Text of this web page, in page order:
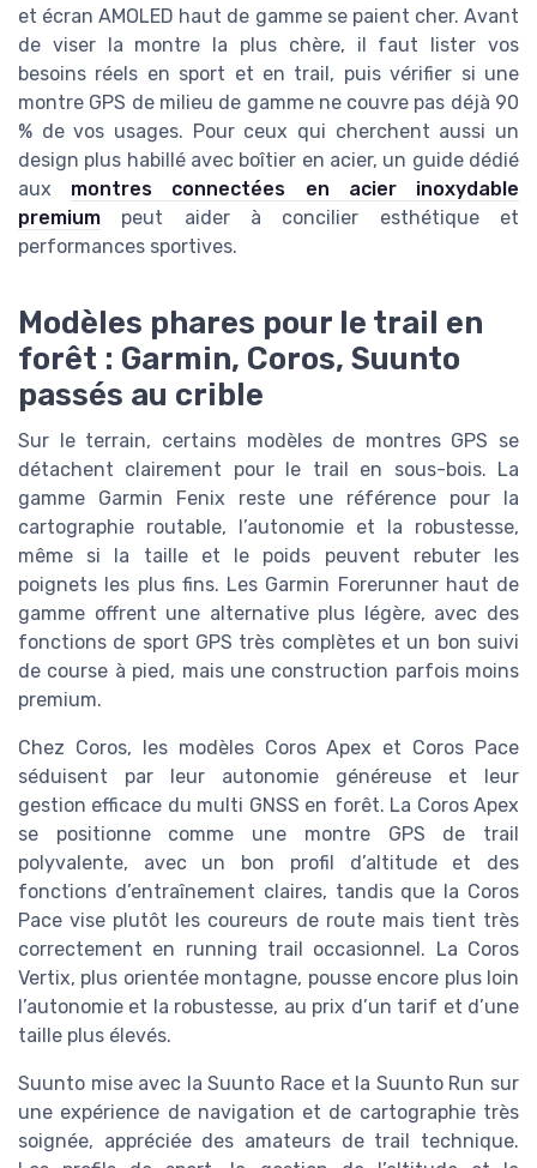
et écran AMOLED haut de gamme se paient cher. Avant
de viser la montre la plus chère, il faut lister vos
besoins réels en sport et en trail, puis vérifier si une
montre GPS de milieu de gamme ne couvre pas déjà 90
% de vos usages. Pour ceux qui cherchent aussi un
design plus habillé avec boîtier en acier, un guide dédié
aux montres connectées en acier inoxydable
premium peut aider à concilier esthétique et
performances sportives.
Modèles phares pour le trail en
forêt : Garmin, Coros, Suunto
passés au crible
Sur le terrain, certains modèles de montres GPS se
détachent clairement pour le trail en sous-bois. La
gamme Garmin Fenix reste une référence pour la
cartographie routable, l’autonomie et la robustesse,
même si la taille et le poids peuvent rebuter les
poignets les plus fins. Les Garmin Forerunner haut de
gamme offrent une alternative plus légère, avec des
fonctions de sport GPS très complètes et un bon suivi
de course à pied, mais une construction parfois moins
premium.
Chez Coros, les modèles Coros Apex et Coros Pace
séduisent par leur autonomie généreuse et leur
gestion efficace du multi GNSS en forêt. La Coros Apex
se positionne comme une montre GPS de trail
polyvalente, avec un bon profil d’altitude et des
fonctions d’entraînement claires, tandis que la Coros
Pace vise plutôt les coureurs de route mais tient très
correctement en running trail occasionnel. La Coros
Vertix, plus orientée montagne, pousse encore plus loin
l’autonomie et la robustesse, au prix d’un tarif et d’une
taille plus élevés.
Suunto mise avec la Suunto Race et la Suunto Run sur
une expérience de navigation et de cartographie très
soignée, appréciée des amateurs de trail technique.